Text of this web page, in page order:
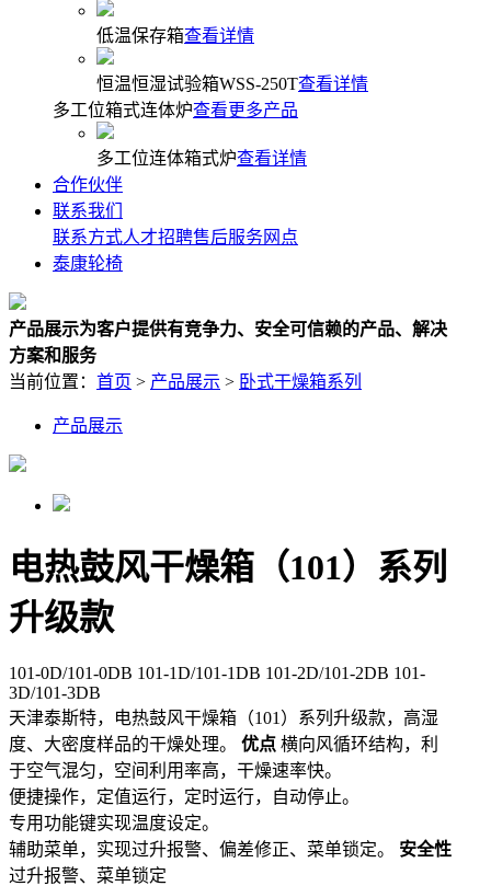
低温保存箱查看详情
恒温恒湿试验箱WSS-250T查看详情
多工位箱式连体炉查看更多产品
多工位连体箱式炉查看详情
合作伙伴
联系我们
联系方式人才招聘售后服务网点
泰康轮椅
产品展示为客户提供有竞争力、安全可信赖的产品、解决
方案和服务
当前位置： 首页 > 产品展示 > 卧式干燥箱系列
产品展示
电热鼓风干燥箱（101）系列
升级款
101-0D/101-0DB 101-1D/101-1DB 101-2D/101-2DB 101-
3D/101-3DB
天津泰斯特，电热鼓风干燥箱（101）系列升级款，高湿
度、大密度样品的干燥处理。 优点 横向风循环结构，利
于空气混匀，空间利用率高，干燥速率快。
便捷操作，定值运行，定时运行，自动停止。
专用功能键实现温度设定。
辅助菜单，实现过升报警、偏差修正、菜单锁定。 安全性
过升报警、菜单锁定